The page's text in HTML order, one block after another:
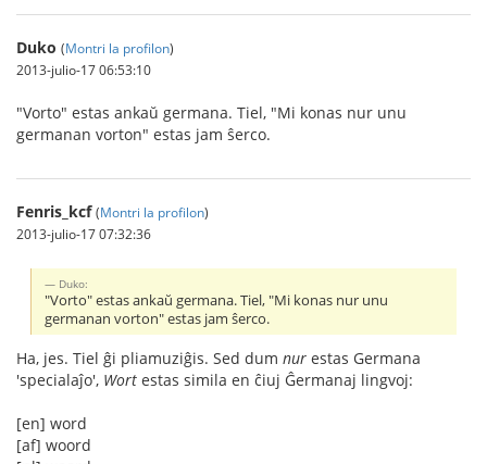
Duko (Montri la profilon)
2013-julio-17 06:53:10
"Vorto" estas ankaŭ germana. Tiel, "Mi konas nur unu
germanan vorton" estas jam ŝerco.
Fenris_kcf (Montri la profilon)
2013-julio-17 07:32:36
Duko:
"Vorto" estas ankaŭ germana. Tiel, "Mi konas nur unu
germanan vorton" estas jam ŝerco.
Ha, jes. Tiel ĝi pliamuziĝis. Sed dum nur estas Germana
'specialaĵo', Wort estas simila en ĉiuj Ĝermanaj lingvoj:
[en] word
[af] woord